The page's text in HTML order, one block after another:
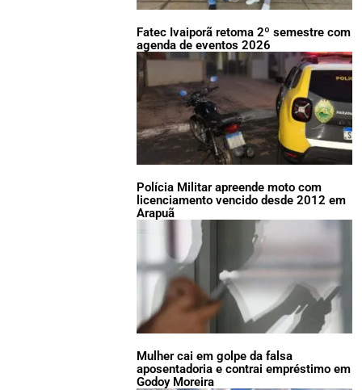
Fatec Ivaiporã retoma 2º semestre com
agenda de eventos 2026
Polícia Militar apreende moto com
licenciamento vencido desde 2012 em
Arapuã
Mulher cai em golpe da falsa
aposentadoria e contrai empréstimo em
Godoy Moreira